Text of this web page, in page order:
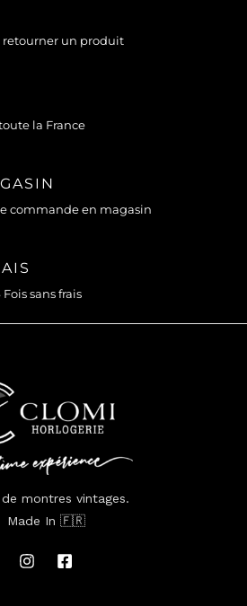
retourner un produit
la France
commande en magasin
sans frais
montres vintages.
Made In 🇫🇷